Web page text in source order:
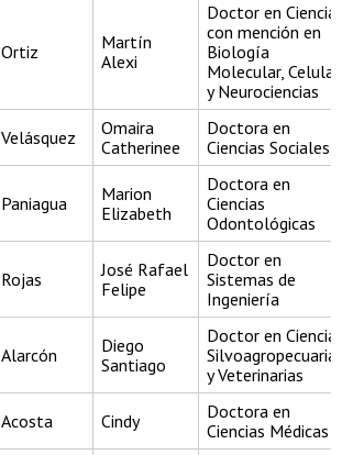
Ortiz
Martín
Alexi
Doctor en
con mención en
Biología
Molecular, Celular
y Neurociencias
Velásquez
Omaira
Catherinee
Doctora en
Ciencias Sociales
Paniagua
Marion
Elizabeth
Doctora en
Ciencias
Odontológicas
Rojas
José Rafael
Felipe
Doctor en
Sistemas de
Ingeniería
Alarcón
Diego
Santiago
Doctor en
y Veterinarias
Acosta Cindy
Doctora en
Ciencias Médicas